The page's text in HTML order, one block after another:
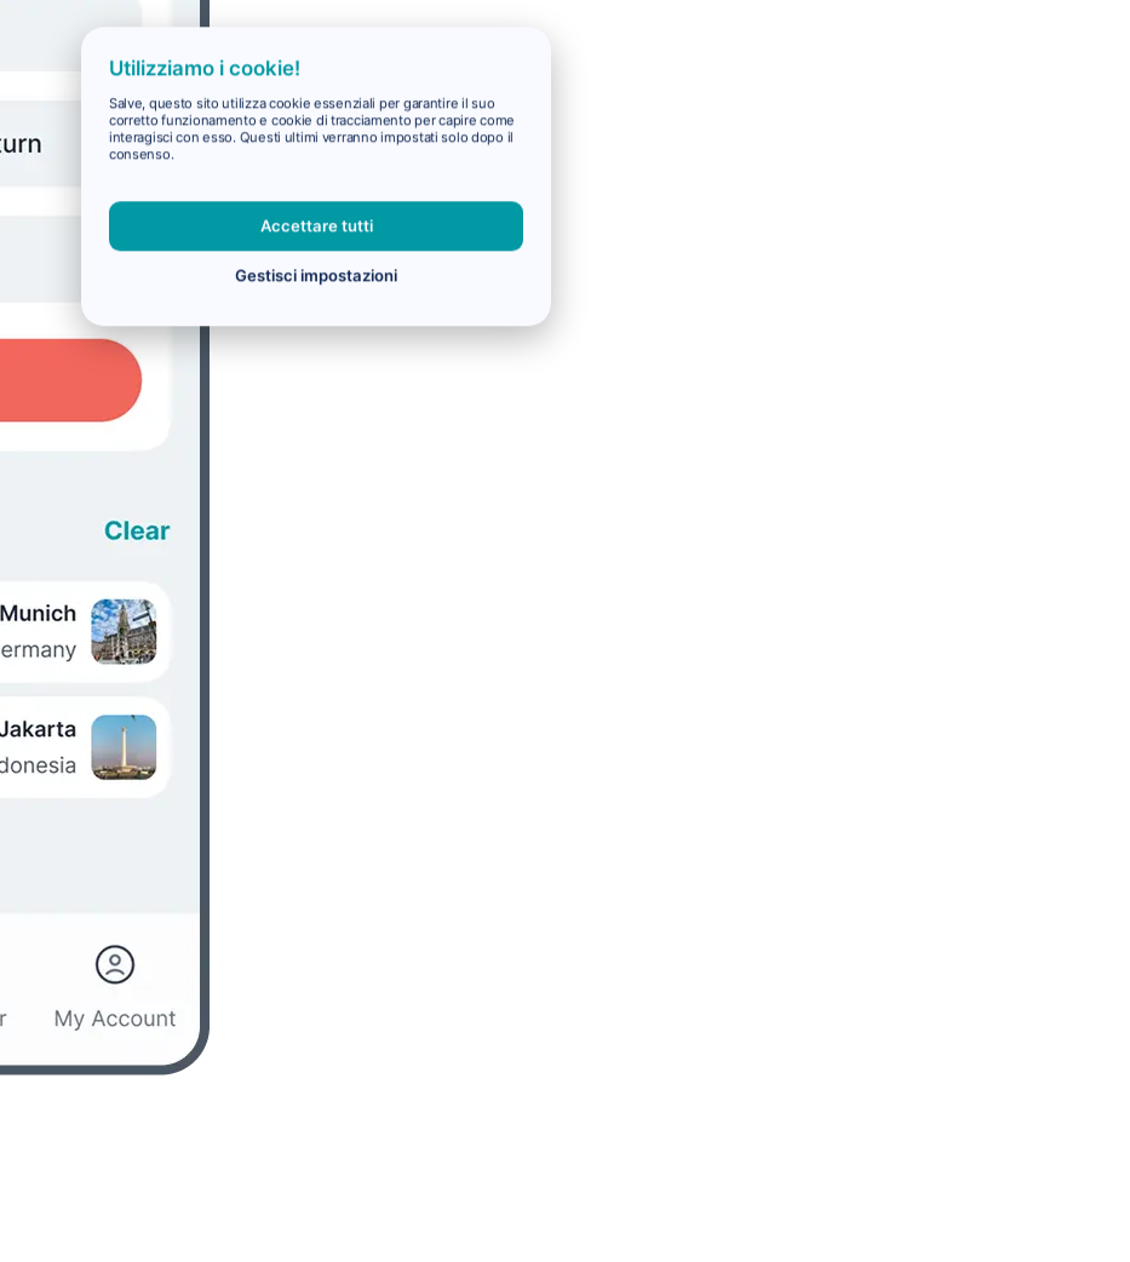
Utilizziamo i cookie!
Salve, questo sito utilizza cookie essenziali per garantire il suo
corretto funzionamento e cookie di tracciamento per capire come
interagisci con esso. Questi ultimi verranno impostati solo dopo il
consenso.
Accettare tutti
Gestisci impostazioni